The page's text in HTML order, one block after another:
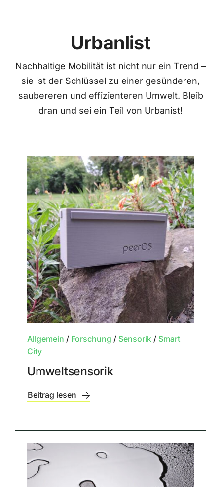
Urbanlist
Nachhaltige Mobilität ist nicht nur ein Trend –
sie ist der Schlüssel zu einer gesünderen,
saubereren und effizienteren Umwelt. Bleib
dran und sei ein Teil von Urbanist!
Allgemein / Forschung / Sensorik/ Smart
City
Umweltsensorik
Beitrag lesen